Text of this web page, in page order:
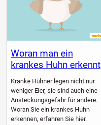
Woran man ein
krankes Huhn erkennt
Kranke Hühner legen nicht nur
weniger Eier, sie sind auch eine
Ansteckungsgefahr für andere.
Woran Sie ein krankes Huhn
erkennen, erfahren Sie hier.